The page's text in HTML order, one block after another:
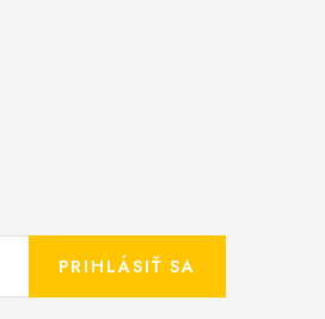
PRIHLÁSIŤ SA